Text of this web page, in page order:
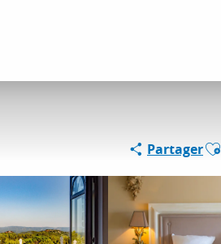
Partager